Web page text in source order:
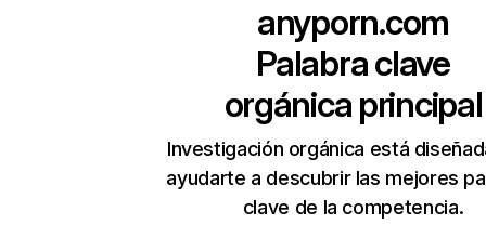
anyporn.com
Palabra clave
orgánica principal
Investigación orgánica está
ayudarte a descubrir las mejores
clave de la competencia.